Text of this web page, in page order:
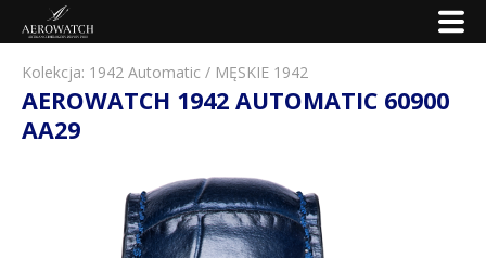
Kolekcja: 1942 Automatic / MĘSKIE 1942
AEROWATCH 1942 AUTOMATIC 60900
AA29